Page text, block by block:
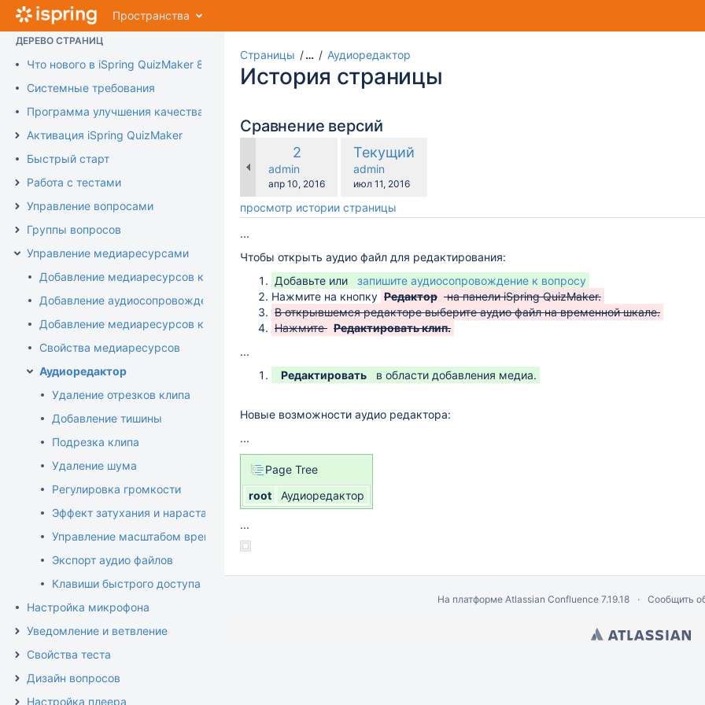
Перейти
главному
assistive.skiplink.to.breadcrumbs
assistive.skiplink.to.header.menu
assistive.skiplink.to.quick.search
Пространства
ДЕРЕВО СТРАНИЦ
Что нового в iSpring QuizMaker 8
Системные требования
Программа улучшения качества продукта
Активация iSpring QuizMaker
Быстрый старт
Работа с тестами
Управление вопросами
Группы вопросов
Управление медиаресурсами
Добавление медиаресурсов к вопросам
Добавление аудиосопровождения к вопросам
Добавление медиаресурсов к вариантам ответа
Свойства медиаресурсов
Аудиоредактор
Удаление отрезков клипа
Добавление тишины
Подрезка клипа
Удаление шума
Регулировка громкости
Эффект затухания и нарастания громкости
Управление масштабом временной шкалы
Экспорт аудио файлов
Клавиши быстрого доступа
Настройка микрофона
Уведомление и ветвление
Свойства теста
Дизайн вопросов
Настройка плеера
Страницы … Аудиоредактор
История страницы
Сравнение версий
Старая
версия
2
changes.mady.by.user
admin
Сохранено
апр 10, 2016
сравнению
Новая
версия
Текущий
changes.mady.by.user
admin
Сохранено
июл 11, 2016
просмотр истории страницы
...
Чтобы открыть аудио файл для редактирования:
Добавьте или
запишите аудиосопровождение к вопросу
Нажмите на кнопку Редактор на панели iSpring QuizMaker.
В открывшемся редакторе выберите аудио файл на временной шкале.
Нажмите Редактировать клип.
...
Редактировать
в области добавления медиа.
Новые возможности аудио редактора:
...
Page Tree
root
Аудиоредактор
...
На платформе Atlassian Confluence 7.19.18 Сообщить